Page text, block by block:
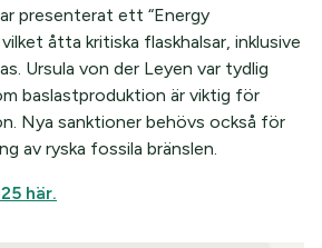
presenterat ett “Energy
åtta kritiska flaskhalsar, inklusive
Ursula von der Leyen var tydlig
baslastproduktion är viktig för
Nya sanktioner behövs också för
av ryska fossila bränslen.
här.